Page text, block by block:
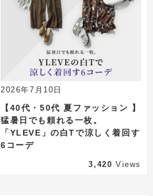
2026年7月10日
【40代・50代 夏ファッション 】
猛暑日でも頼れる一枚。
「YLEVE」の白Tで涼しく着回す
6コーデ
3,420 Views